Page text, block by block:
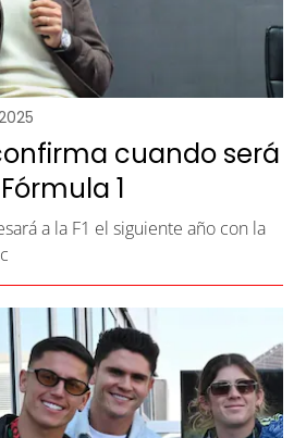
cuando será
1
a la F1 el siguiente año con la